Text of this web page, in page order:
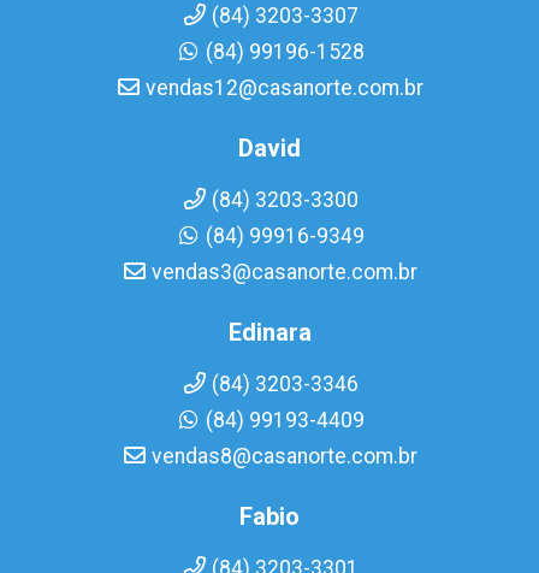
(84) 3203-3307
(84) 99196-1528
vendas12@casanorte.com.br
David
(84) 3203-3300
(84) 99916-9349
vendas3@casanorte.com.br
Edinara
(84) 3203-3346
(84) 99193-4409
vendas8@casanorte.com.br
Fabio
(84) 3203-3301